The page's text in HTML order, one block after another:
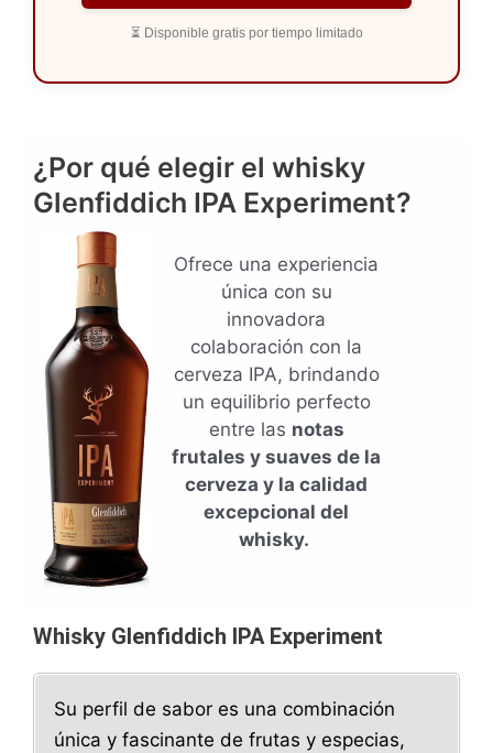
⏳ Disponible gratis por tiempo limitado
¿Por qué elegir el whisky
Glenfiddich IPA Experiment?
Ofrece una experiencia
única con su
innovadora
colaboración con la
cerveza IPA, brindando
un equilibrio perfecto
entre las notas
frutales y suaves de la
cerveza y la calidad
excepcional del
whisky.
Whisky Glenfiddich IPA Experiment
Su perfil de sabor es una combinación
única y fascinante de frutas y especias,